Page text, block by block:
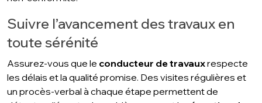
Suivre l’avancement des travaux en
toute sérénité
Assurez-vous que le conducteur de travauxrespecte
les délais et la qualité promise. Des visites régulières et
un procès-verbal à chaque étape permettent de